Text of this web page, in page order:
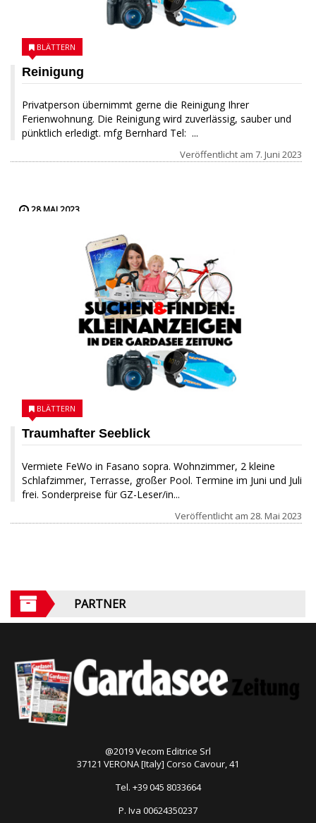
Reinigung
Privatperson übernimmt gerne die Reinigung Ihrer
Ferienwohnung. Die Reinigung wird zuverlässig, sauber und
pünktlich erledigt. mfg Bernhard Tel: ...
BLÄTTERN
Veröffentlicht am 7. Juni 2023
28 MAI 2023
Traumhafter Seeblick
Vermiete FeWo in Fasano sopra. Wohnzimmer, 2 kleine
Schlafzimmer, Terrasse, großer Pool. Termine im Juni und Juli
frei. Sonderpreise für GZ-Leser/in...
BLÄTTERN
Veröffentlicht am 28. Mai 2023
PARTNER
@2019 Vecom Editrice Srl
37121 VERONA [Italy] Corso Cavour, 41
Tel. +39 045 8033664
P. Iva 00624350237